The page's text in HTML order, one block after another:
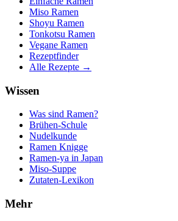
Miso Ramen
Shoyu Ramen
Tonkotsu Ramen
Vegane Ramen
Rezeptfinder
Alle Rezepte →
Wissen
Was sind Ramen?
Brühen-Schule
Nudelkunde
Ramen Knigge
Ramen-ya in Japan
Miso-Suppe
Zutaten-Lexikon
Mehr